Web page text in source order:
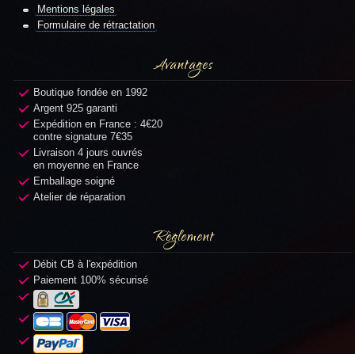
Mentions légales
Formulaire de rétractation
Avantages
Boutique fondée en 1992
Argent 925 garanti
Expédition en France : 4€20
contre signature 7€35
Livraison 4 jours ouvrés
en moyenne en France
Emballage soigné
Atelier de réparation
Règlement
Débit CB à l'expédition
Paiement 100% sécurisé